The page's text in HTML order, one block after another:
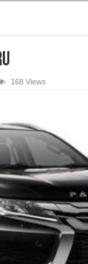
168 Views